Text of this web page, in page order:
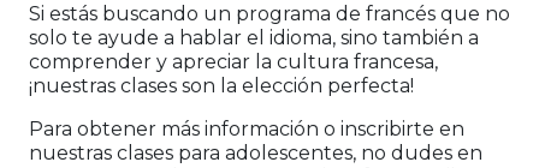
Si estás buscando un programa de francés que no
solo te ayude a hablar el idioma, sino también a
comprender y apreciar la cultura francesa,
¡nuestras clases son la elección perfecta!
Para obtener más información o inscribirte en
nuestras clases para adolescentes, no dudes en